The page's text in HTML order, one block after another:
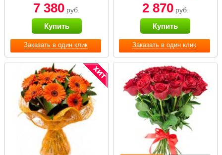
Заказать в один клик
7 380 руб.
Купить
Заказать в один клик
2 870руб.
Купить